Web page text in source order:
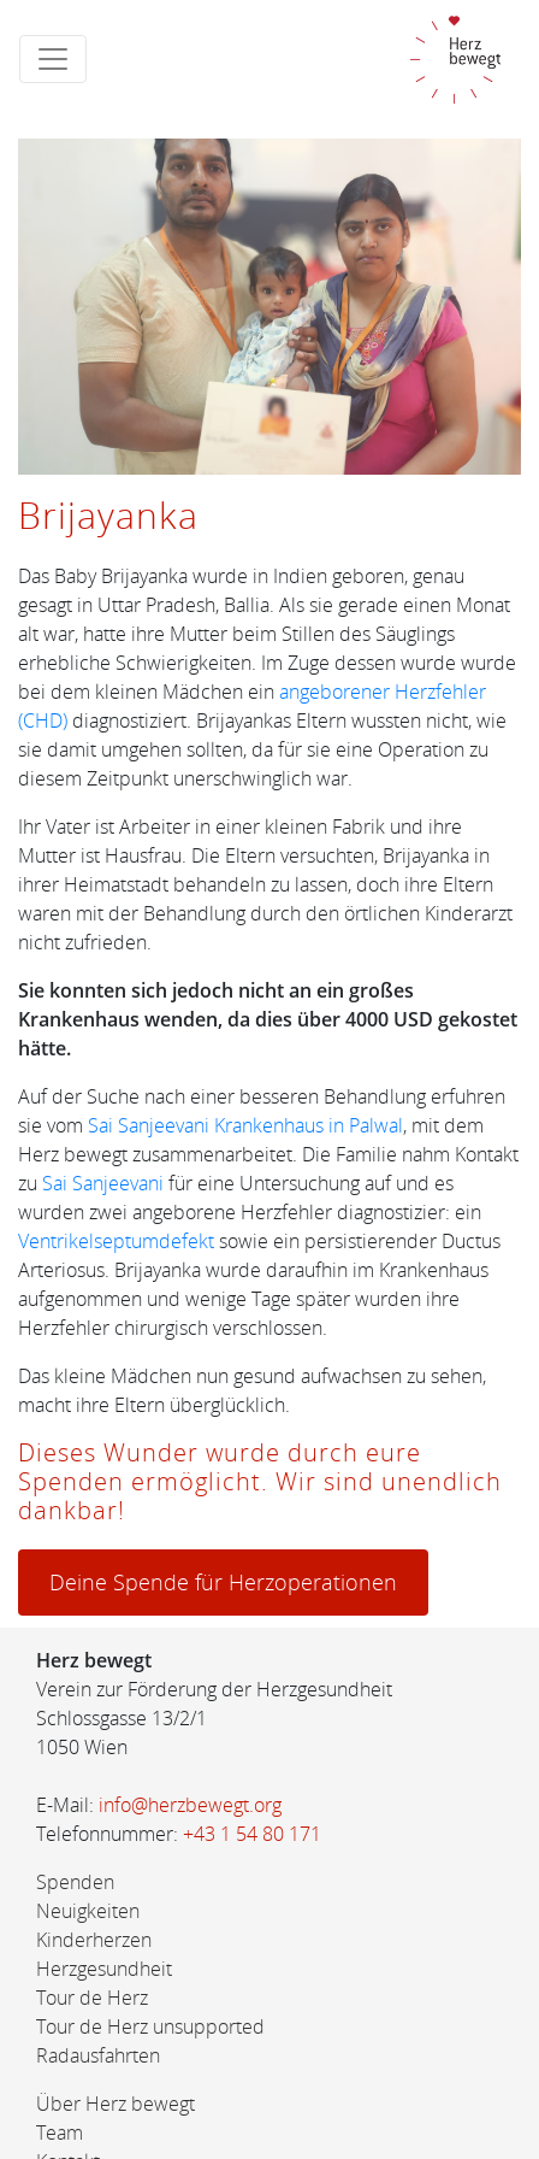
Brijayanka
Das Baby Brijayanka wurde in Indien geboren, genau
gesagt in Uttar Pradesh, Ballia. Als sie gerade einen Monat
alt war, hatte ihre Mutter beim Stillen des Säuglings
erhebliche Schwierigkeiten. Im Zuge dessen wurde wurde
bei dem kleinen Mädchen einangeborener Herzfehler
(CHD) diagnostiziert. Brijayankas Eltern wussten nicht, wie
sie damit umgehen sollten, da für sie eine Operation zu
diesem Zeitpunkt unerschwinglich war.
Ihr Vater ist Arbeiter in einer kleinen Fabrik und ihre
Mutter ist Hausfrau. Die Eltern versuchten, Brijayanka in
ihrer Heimatstadt behandeln zu lassen, doch ihre Eltern
waren mit der Behandlung durch den örtlichen Kinderarzt
nicht zufrieden.
Sie konnten sich jedoch nicht an ein großes
Krankenhaus wenden, da dies über 4000 USD gekostet
hätte.
Auf der Suche nach einer besseren Behandlung erfuhren
sie vom Sai Sanjeevani Krankenhaus in Palwal, mit dem
Herz bewegt zusammenarbeitet. Die Familie nahm Kontakt
zu Sai Sanjeevani für eine Untersuchung auf und es
wurden zwei angeborene Herzfehler diagnostizier: ein
Ventrikelseptumdefektsowie ein persistierender Ductus
Arteriosus. Brijayanka wurde daraufhin im Krankenhaus
aufgenommen und wenige Tage später wurden ihre
Herzfehler chirurgisch verschlossen.
Das kleine Mädchen nun gesund aufwachsen zu sehen,
macht ihre Eltern überglücklich.
Dieses Wunder wurde durch eure
Spenden ermöglicht. Wir sind unendlich
dankbar!
Deine Spende für Herzoperationen
Herz bewegt
Verein zur Förderung der Herzgesundheit
Schlossgasse 13/2/1
1050 Wien
E-Mail: info@herzbewegt.org
Telefonnummer: +43 1 54 80 171
Spenden
Neuigkeiten
Kinderherzen
Herzgesundheit
Tour de Herz
Tour de Herz unsupported
Radausfahrten
Über Herz bewegt
Team